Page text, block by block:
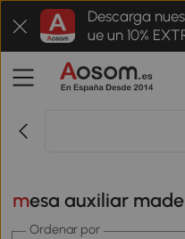
Descarga
ue un 10%
r pedido
mesa auxiliar
Ordenar por